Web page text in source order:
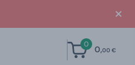
0 0,00 €